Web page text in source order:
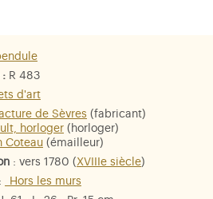
: R 483
d'art
de Sèvres (fabricant)
horloger (horloger)
Coteau (émailleur)
: vers 1780 ( XVIIIe siècle)
:
_Hors les murs